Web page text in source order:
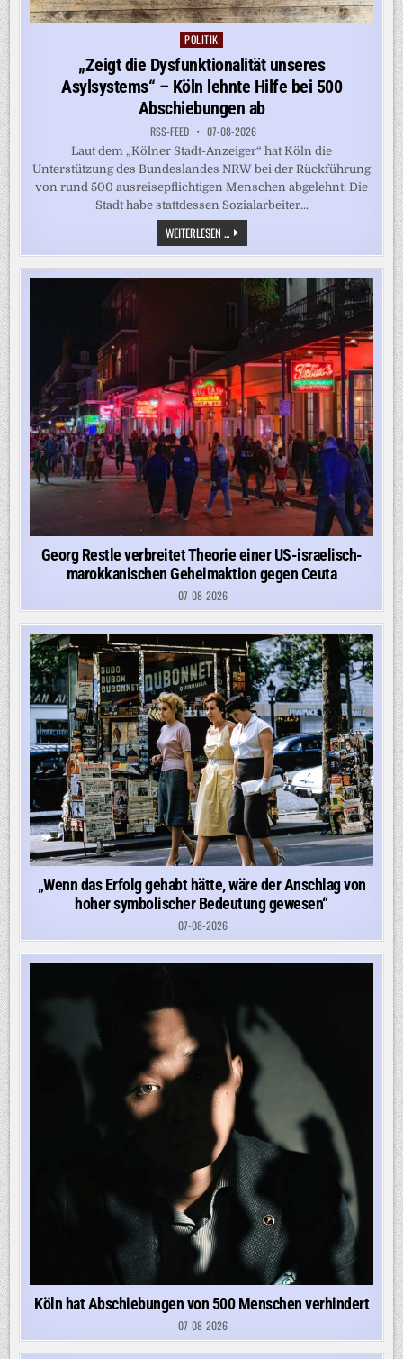
Posted
in
POLITIK
„Zeigt die Dysfunktionalität unseres
Asylsystems“ – Köln lehnte Hilfe bei 500
Abschiebungen ab
RSS-FEED 07-08-2026
Laut dem „Kölner Stadt-Anzeiger“ hat Köln die
Unterstützung des Bundeslandes NRW bei der Rückführung
von rund 500 ausreisepflichtigen Menschen abgelehnt. Die
Stadt habe stattdessen Sozialarbeiter...
WEITERLESEN ...„ZEIGT
DIE
DYSFUNKTIONALITÄT
UNSERES
ASYLSYSTEMS“
KÖLN
HILFE
ABSCHIEBUNGEN
AB
Georg Restle verbreitet Theorie einer US-israelisch-
marokkanischen Geheimaktion gegen Ceuta
07-08-2026
„Wenn das Erfolg gehabt hätte, wäre der Anschlag von
hoher symbolischer Bedeutung gewesen“
07-08-2026
Köln hat Abschiebungen von 500 Menschen verhindert
07-08-2026